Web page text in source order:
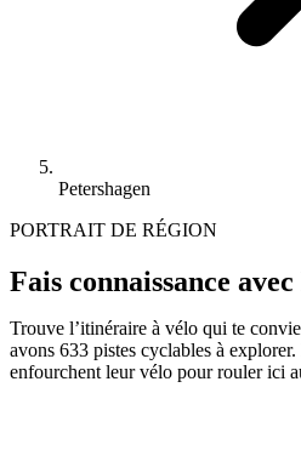
Petershagen
PORTRAIT DE RÉGION
Fais connaissance
Trouve l’itinéraire à vélo qui te
avons 633 pistes cyclables à
enfourchent leur vélo pour rouler ici